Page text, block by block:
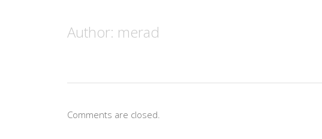
Author: merad
Comments are closed.